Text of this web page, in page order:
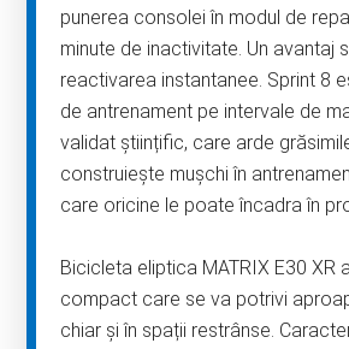
punerea consolei în modul de
minute de inactivitate. Un avantaj
reactivarea instantanee. Sprint 8
de antrenament pe intervale de
validat științific, care arde
construiește mușchi în
care oricine le poate încadra în
Bicicleta eliptica MATRIX E30 XR
compact care se va potrivi
chiar și în spații restrânse.